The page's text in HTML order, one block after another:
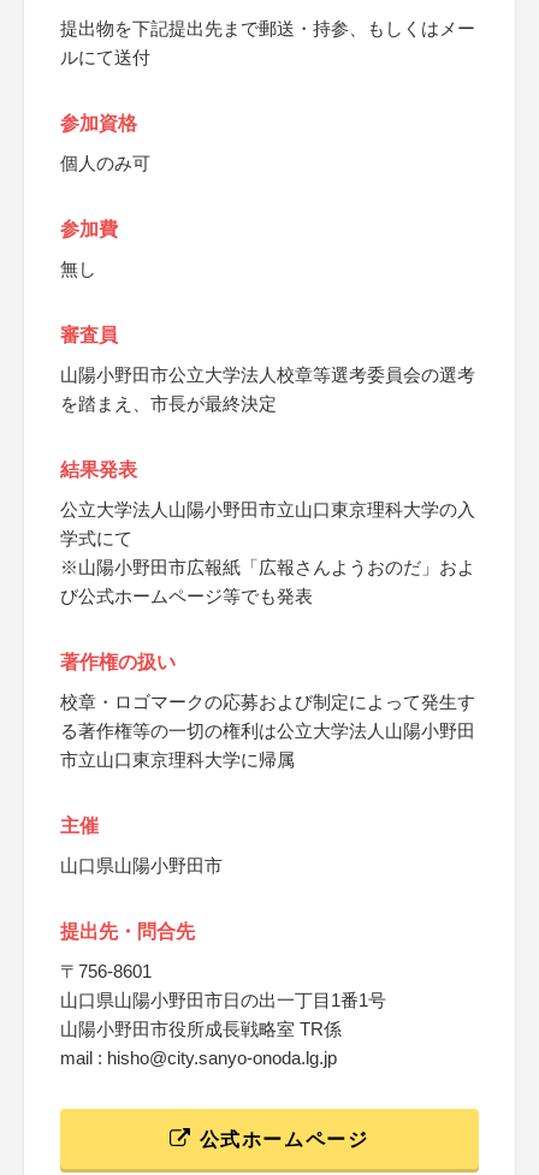
提出物を下記提出先まで郵送・持参、もしくはメー
ルにて送付
参加資格
個人のみ可
参加費
無し
審査員
山陽小野田市公立大学法人校章等選考委員会の選考
を踏まえ、市長が最終決定
結果発表
公立大学法人山陽小野田市立山口東京理科大学の入
学式にて
※山陽小野田市広報紙「広報さんようおのだ」およ
び公式ホームページ等でも発表
著作権の扱い
校章・ロゴマークの応募および制定によって発生す
る著作権等の一切の権利は公立大学法人山陽小野田
市立山口東京理科大学に帰属
主催
山口県山陽小野田市
提出先・問合先
〒756-8601
山口県山陽小野田市日の出一丁目1番1号
山陽小野田市役所成長戦略室 TR係
mail : hisho@city.sanyo-onoda.lg.jp
公式ホームページ